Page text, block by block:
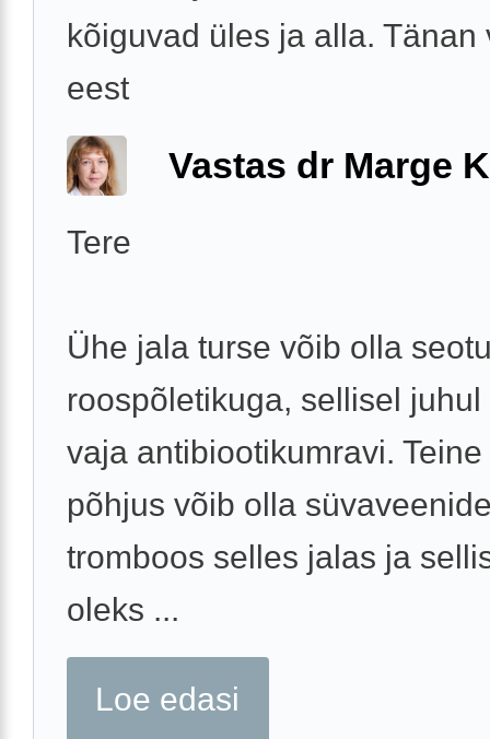
kõiguvad üles ja alla. Tänan
eest
Vastas dr Marge
Tere
Ühe jala turse võib olla
roospõletikuga, sellisel juhul
vaja antibiootikumravi.
põhjus võib olla
tromboos selles jalas ja
oleks ...
Loe edasi